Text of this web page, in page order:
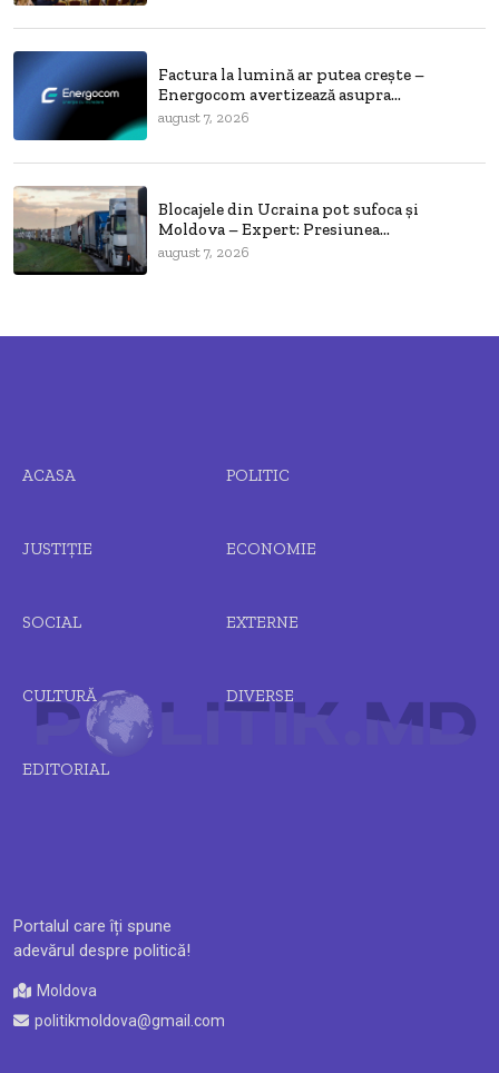
Factura la lumină ar putea crește –
Energocom avertizează asupra...
august 7, 2026
Blocajele din Ucraina pot sufoca și
Moldova – Expert: Presiunea...
august 7, 2026
Portalul care îți spune
adevărul despre politică!
Moldova
politikmoldova@gmail.com
ACASA POLITIC
JUSTIȚIE ECONOMIE
SOCIAL EXTERNE
CULTURĂ DIVERSE
EDITORIAL